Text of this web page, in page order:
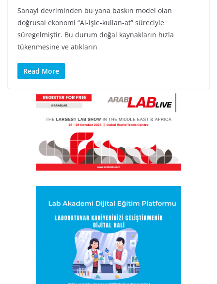
Sanayi devriminden bu yana baskın model olan
doğrusal ekonomi “Al-işle-kullan-at” süreciyle
süregelmiştir. Bu durum doğal kaynakların hızla
tükenmesine ve atıkların
Read More